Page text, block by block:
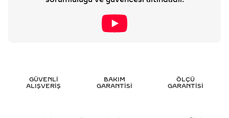
GÜVENLİ
ALIŞVERİŞ
BAKIM
GARANTİSİ
ÖLÇÜ
GARANTİSİ